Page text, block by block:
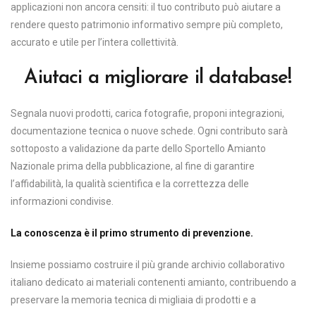
applicazioni non ancora censiti: il tuo contributo può aiutare a
rendere questo patrimonio informativo sempre più completo,
accurato e utile per l’intera collettività.
Aiutaci a migliorare il database!
Segnala nuovi prodotti, carica fotografie, proponi integrazioni,
documentazione tecnica o nuove schede. Ogni contributo sarà
sottoposto a validazione da parte dello Sportello Amianto
Nazionale prima della pubblicazione, al fine di garantire
l’affidabilità, la qualità scientifica e la correttezza delle
informazioni condivise.
La conoscenza è il primo strumento di prevenzione.
Insieme possiamo costruire il più grande archivio collaborativo
italiano dedicato ai materiali contenenti amianto, contribuendo a
preservare la memoria tecnica di migliaia di prodotti e a